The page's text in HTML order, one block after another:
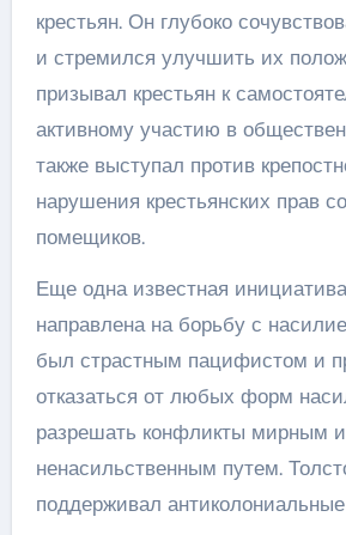
крестьян. Он глубоко
и стремился улучшить их
призывал крестьян к
активному участию в
также выступал против
нарушения крестьянских прав
помещиков.
Еще одна известная
направлена на борьбу с
был страстным пацифистом и
отказаться от любых форм
разрешать конфликты мирным и
ненасильственным путем.
поддерживал